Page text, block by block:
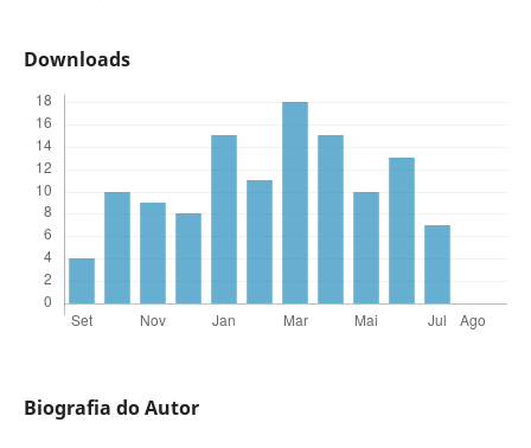
Downloads
Biografia do Autor